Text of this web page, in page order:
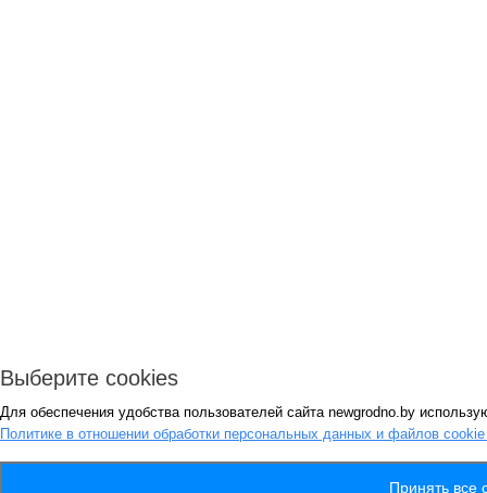
Выберите cookies
Для обеспечения удобства пользователей сайта newgrodno.by
Политике в отношении обработки персональных данных и файлов
Принять все